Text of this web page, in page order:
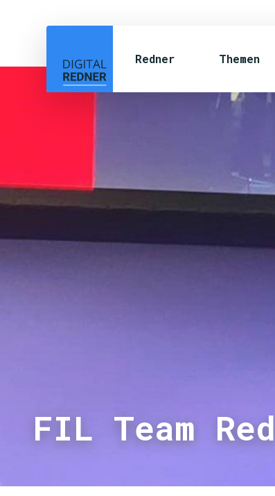
Redner Themen
FIL Team Red